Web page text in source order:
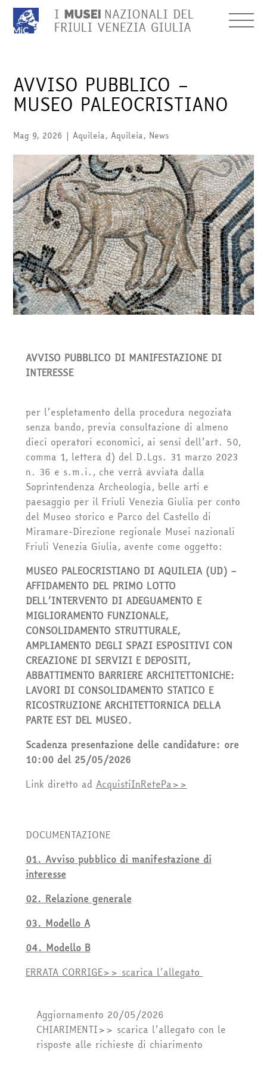
AVVISO PUBBLICO –
MUSEO PALEOCRISTIANO
Mag 9, 2026 |Aquileia,Aquileia, News
AVVISO PUBBLICO DI MANIFESTAZIONE DI
INTERESSE
per l’espletamento della procedura negoziata
senza bando, previa consultazione di almeno
dieci operatori economici, ai sensi dell’art. 50,
comma 1, lettera d) del D.Lgs. 31 marzo 2023
n. 36 e s.m.i., che verrà avviata dalla
Soprintendenza Archeologia, belle arti e
paesaggio per il Friuli Venezia Giulia per conto
del Museo storico e Parco del Castello di
Miramare-Direzione regionale Musei nazionali
Friuli Venezia Giulia, avente come oggetto:
MUSEO PALEOCRISTIANO DI AQUILEIA (UD) –
AFFIDAMENTO DEL PRIMO LOTTO
DELL’INTERVENTO DI ADEGUAMENTO E
MIGLIORAMENTO FUNZIONALE,
CONSOLIDAMENTO STRUTTURALE,
AMPLIAMENTO DEGLI SPAZI ESPOSITIVI CON
CREAZIONE DI SERVIZI E DEPOSITI,
ABBATTIMENTO BARRIERE ARCHITETTONICHE:
LAVORI DI CONSOLIDAMENTO STATICO E
RICOSTRUZIONE ARCHITETTORNICA DELLA
PARTE EST DEL MUSEO.
Scadenza presentazione delle candidature: ore
10:00 del 25/05/2026
Link diretto ad AcquistiInRetePa>>
DOCUMENTAZIONE
01. Avviso pubblico di manifestazione di
interesse
02. Relazione generale
03. Modello A
04. Modello B
ERRATA CORRIGE>> scarica l’allegato
Aggiornamento 20/05/2026
CHIARIMENTI>> scarica l’allegato con le
risposte alle richieste di chiarimento